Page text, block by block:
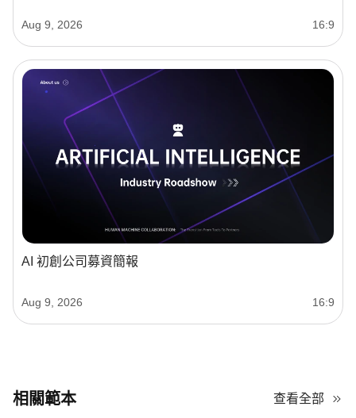
Aug 9, 2026 16:9
AI 初創公司募資簡報
Aug 9, 2026 16:9
相關範本 查看全部